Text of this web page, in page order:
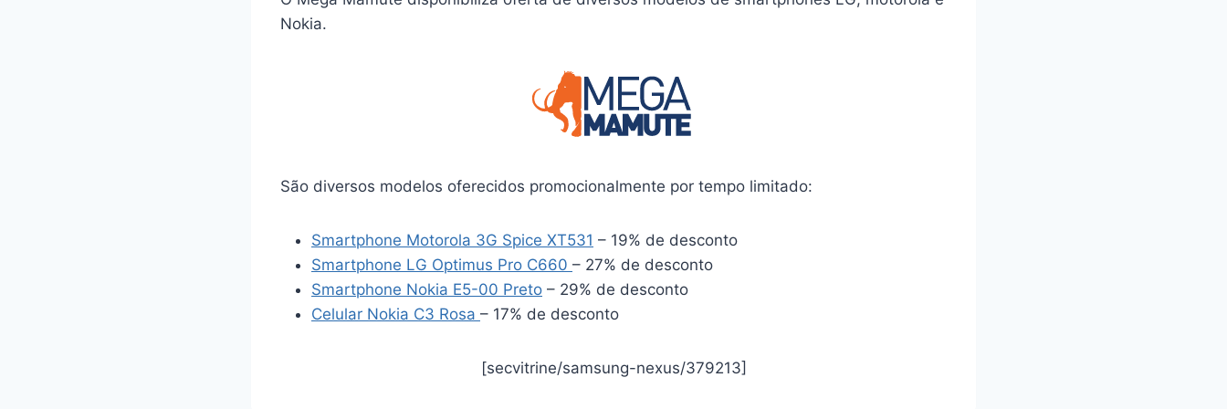
Nokia.
São diversos modelos oferecidos promocionalmente por tempo limitado:
Smartphone Motorola 3G Spice XT531 – 19% de desconto
Smartphone LG Optimus Pro C660 – 27% de desconto
Smartphone Nokia E5-00 Preto – 29% de desconto
Celular Nokia C3 Rosa – 17% de desconto
[secvitrine/samsung-nexus/379213]